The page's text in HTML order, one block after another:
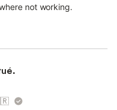
not working.